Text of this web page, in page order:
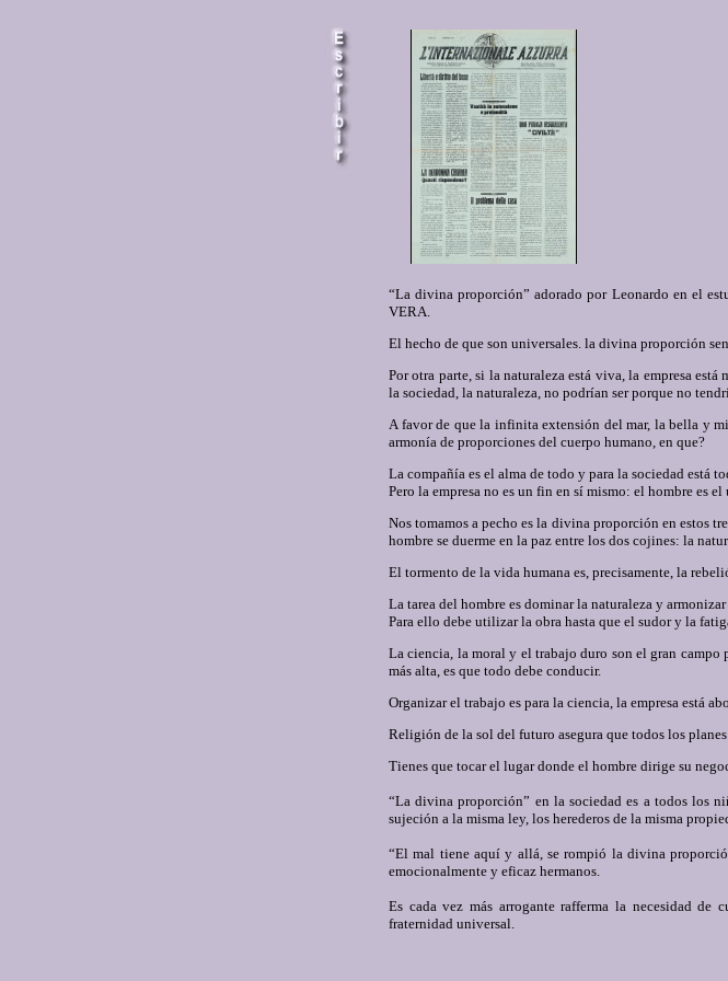
“La divina proporción” adorado por Leonardo en el
VERA.
El hecho de que son universales. la divina proporción
Por otra parte, si la naturaleza está viva, la empresa
la sociedad, la naturaleza, no podrían ser porque no
A favor de que la infinita extensión del mar, la bella y
armonía de proporciones del cuerpo humano, en que?
La compañía es el alma de todo y para la sociedad está
Pero la empresa no es un fin en sí mismo: el hombre es
Nos tomamos a pecho es la divina proporción en estos
hombre se duerme en la paz entre los dos cojines: la
El tormento de la vida humana es, precisamente, la
La tarea del hombre es dominar la naturaleza y
Para ello debe utilizar la obra hasta que el sudor y la
La ciencia, la moral y el trabajo duro son el gran
más alta, es que todo debe conducir.
Organizar el trabajo es para la ciencia, la empresa está
Religión de la sol del futuro asegura que todos los planes
Tienes que tocar el lugar donde el hombre dirige su
“La divina proporción” en la sociedad es a todos los
sujeción a la misma ley, los herederos de la misma
“El mal tiene aquí y allá, se rompió la divina
emocionalmente y eficaz hermanos.
Es cada vez más arrogante rafferma la necesidad
fraternidad universal.